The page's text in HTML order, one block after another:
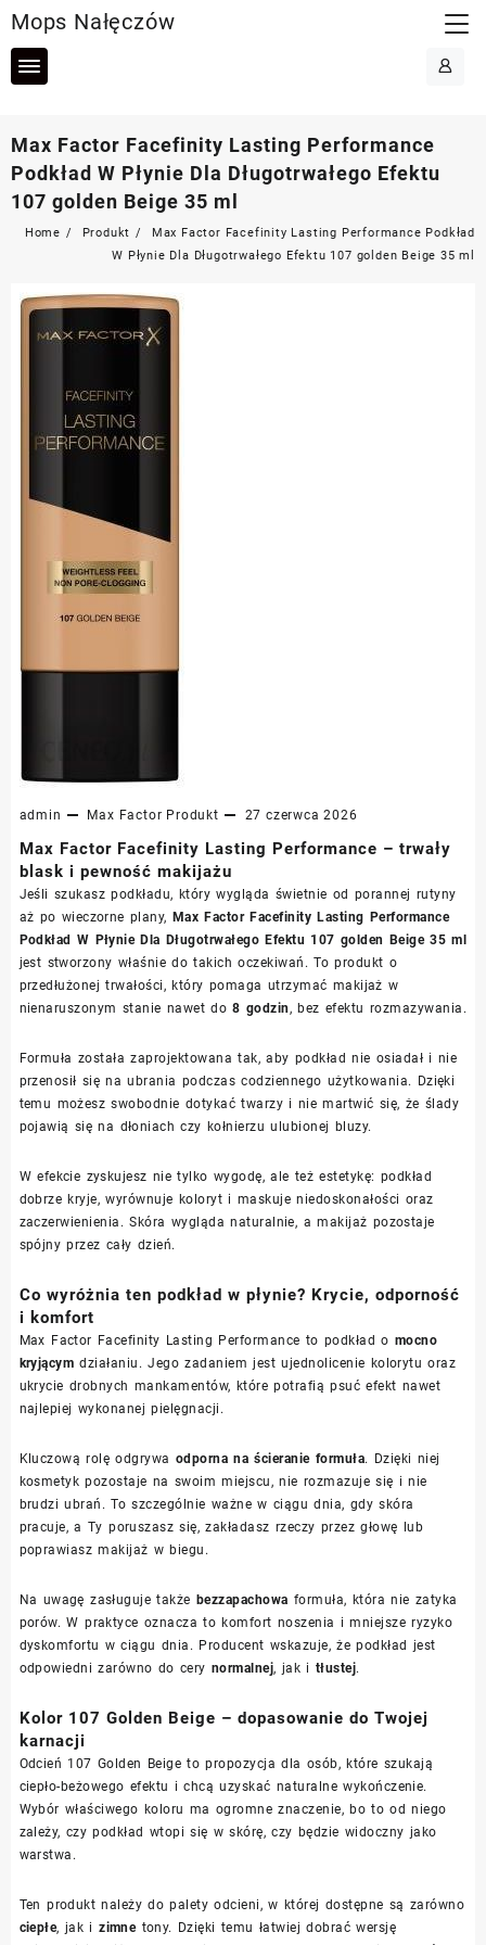
to
content
Mops Nałęczów
Max Factor Facefinity Lasting Performance
Podkład W Płynie Dla Długotrwałego Efektu
107 golden Beige 35 ml
Home Produkt
Max Factor Facefinity Lasting Performance Podkład
W Płynie Dla Długotrwałego Efektu 107 golden Beige 35 ml
admin Max Factor Produkt 27 czerwca 2026
Max Factor Facefinity Lasting Performance – trwały
blask i pewność makijażu
Jeśli szukasz podkładu, który wygląda świetnie od porannej rutyny
aż po wieczorne plany, Max Factor Facefinity Lasting Performance
Podkład W Płynie Dla Długotrwałego Efektu 107 golden Beige 35 ml
jest stworzony właśnie do takich oczekiwań. To produkt o
przedłużonej trwałości, który pomaga utrzymać makijaż w
nienaruszonym stanie nawet do8 godzin , bez efektu rozmazywania.
Formuła została zaprojektowana tak, aby podkład nie osiadał i nie
przenosił się na ubrania podczas codziennego użytkowania. Dzięki
temu możesz swobodnie dotykać twarzy i nie martwić się, że ślady
pojawią się na dłoniach czy kołnierzu ulubionej bluzy.
W efekcie zyskujesz nie tylko wygodę, ale też estetykę: podkład
dobrze kryje, wyrównuje koloryt i maskuje niedoskonałości oraz
zaczerwienienia. Skóra wygląda naturalnie, a makijaż pozostaje
spójny przez cały dzień.
Co wyróżnia ten podkład w płynie? Krycie, odporność
i komfort
Max Factor Facefinity Lasting Performance to podkład o mocno
kryjącym działaniu. Jego zadaniem jest ujednolicenie kolorytu oraz
ukrycie drobnych mankamentów, które potrafią psuć efekt nawet
najlepiej wykonanej pielęgnacji.
Kluczową rolę odgrywa odporna na ścieranie formuła. Dzięki niej
kosmetyk pozostaje na swoim miejscu, nie rozmazuje się i nie
brudzi ubrań. To szczególnie ważne w ciągu dnia, gdy skóra
pracuje, a Ty poruszasz się, zakładasz rzeczy przez głowę lub
poprawiasz makijaż w biegu.
Na uwagę zasługuje także bezzapachowa formuła, która nie zatyka
porów. W praktyce oznacza to komfort noszenia i mniejsze ryzyko
dyskomfortu w ciągu dnia. Producent wskazuje, że podkład jest
odpowiedni zarówno do cery normalnej, jak i tłustej.
Kolor 107 Golden Beige – dopasowanie do Twojej
karnacji
Odcień 107 Golden Beige to propozycja dla osób, które szukają
ciepło-beżowego efektu i chcą uzyskać naturalne wykończenie.
Wybór właściwego koloru ma ogromne znaczenie, bo to od niego
zależy, czy podkład wtopi się w skórę, czy będzie widoczny jako
warstwa.
Ten produkt należy do palety odcieni, w której dostępne są zarówno
ciepłe, jak izimnetony. Dzięki temu łatwiej dobrać wersję